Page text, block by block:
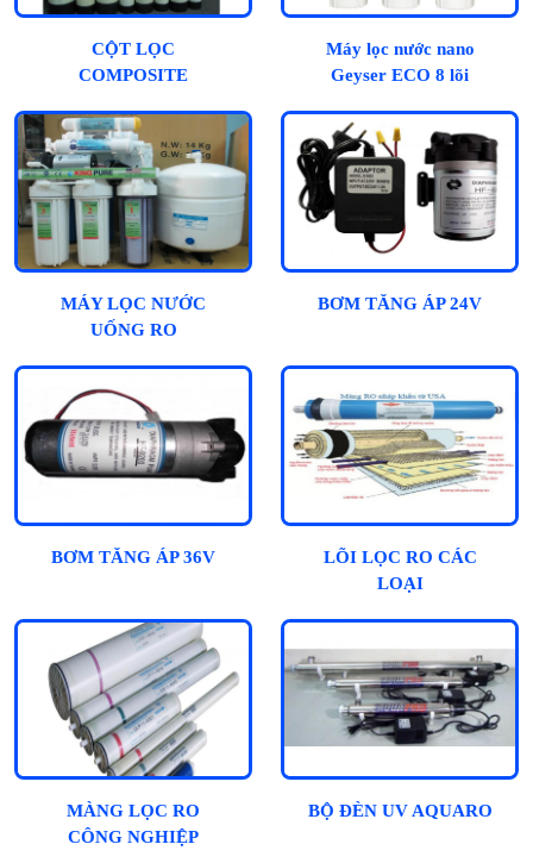
CỘT LỌC
COMPOSITE
Máy lọc nước nano
Geyser ECO 8 lõi
MÁY LỌC NƯỚC
UỐNG RO
BƠM TĂNG ÁP 24V
BƠM TĂNG ÁP 36V
LÕI LỌC RO CÁC
LOẠI
MÀNG LỌC RO
CÔNG NGHIỆP
BỘ ĐÈN UV AQUARO